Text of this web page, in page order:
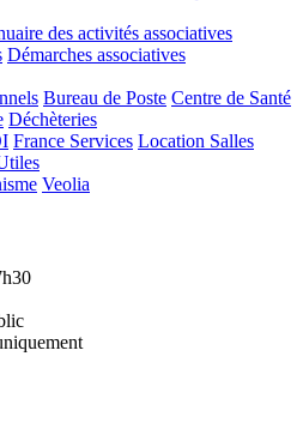
des activités associatives
Démarches associatives
Bureau de Poste Centre de Santé
Déchèteries
France Services Location Salles
Veolia